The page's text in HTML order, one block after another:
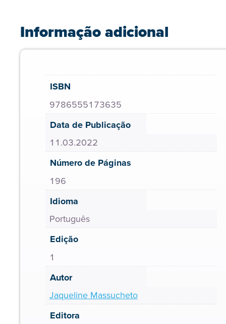
Informação adicional
ISBN
9786555173635
Data de Publicação
11.03.2022
Número de Páginas
196
Idioma
Português
Edição
1
Autor
Jaqueline Massucheto
Editora